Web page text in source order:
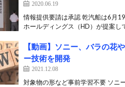
2020.06.19
情報提供要請は承認 乾汽船は6月
ホールディングス（HD）が提案し
【動画】ソニー、バラの花
ー技術を開発
2021.12.08
対象物の形など事前学習不要 ソニ